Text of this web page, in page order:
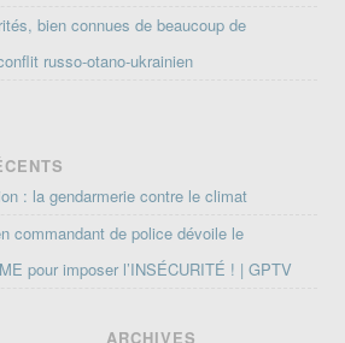
bien connues de beaucoup de
russo-otano-ukrainien
: la gendarmerie contre le climat
commandant de police dévoile le
pour imposer l’INSÉCURITÉ ! | GPTV
ARCHIVES